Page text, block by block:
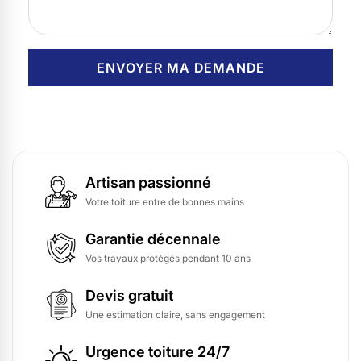
Artisan passionné
Votre toiture entre de bonnes mains
Garantie décennale
Vos travaux protégés pendant 10 ans
Devis gratuit
Une estimation claire, sans engagement
Urgence toiture 24/7